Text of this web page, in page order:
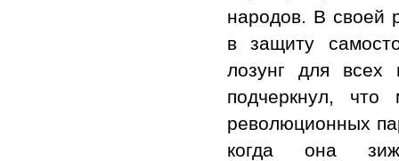
народов. В своей
в защиту
лозунг для всех
подчеркнул, что
революционных
когда она